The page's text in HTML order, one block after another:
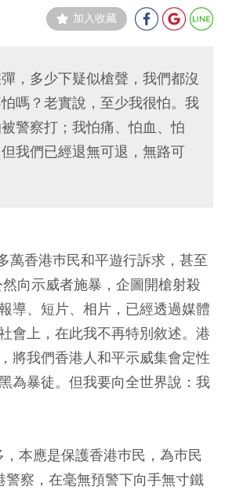
加入收藏
，多少下疑似槍聲，我們都沒
嗎？老實說，至少我很怕。我
警察打；我怕痛、怕血、怕
我們已經退無可退，無路可
萬香港巿民和平遊行訴求，甚至
向示威者施暴，企圖開槍射殺
導、短片、相片，已經透過媒體
會上，在此我不再特別敘述。港
將我們香港人和平示威集會定性
為暴徒。但我要向全世界說：我
本應是保護香港巿民，為巿民
察，在毫無預警下向手無寸鐵